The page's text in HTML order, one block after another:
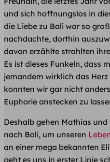
und sich hoffnungslos in
die Liebe zu Bali war so
nachdachte, dorthin
davon erzählte strahlten
Es ist dieses Funkeln, dass
jemandem wirklich das
konnten wir gar nicht
Euphorie anstecken zu
Deshalb gehen Mathias
nach Bali, um unseren
an einer mega bekannten
geht es uns in erster Linie